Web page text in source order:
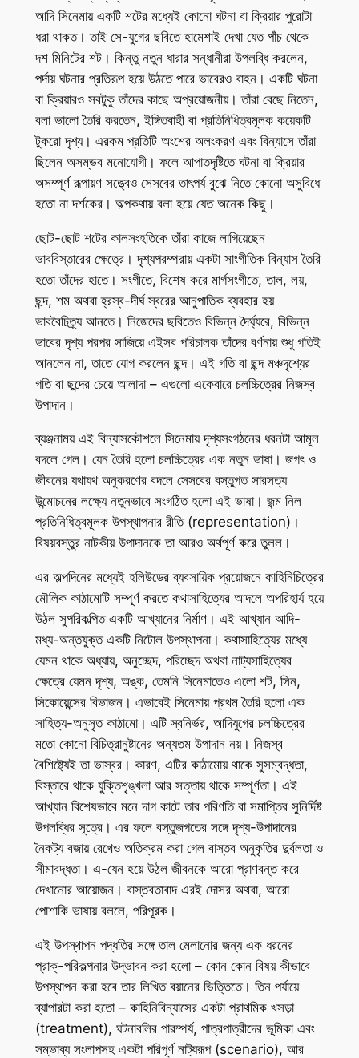
আদি সিনেমায় একটি শটের মধ্যেই কোনো ঘটনা বা ক্রিয়ার পুরোটা
ধরা থাকত। তাই সে-যুগের ছবিতে হামেশাই দেখা যেত পাঁচ থেকে
দশ মিনিটের শট। কিন্তু নতুন ধারার সন্ধানীরা উপলব্ধি করলেন,
পর্দায় ঘটনার প্রতিরূপ হয়ে উঠতে পারে ভাবেরও বাহন। একটি ঘটনা
বা ক্রিয়ারও সবটুকু তাঁদের কাছে অপ্রয়োজনীয়। তাঁরা বেছে নিতেন,
বলা ভালো তৈরি করতেন, ইঙ্গিতবাহী বা প্রতিনিধিত্বমূলক কয়েকটি
টুকরো দৃশ্য। এরকম প্রতিটি অংশের অলংকরণ এবং বিন্যাসে তাঁরা
ছিলেন অসম্ভব মনোযোগী। ফলে আপাতদৃষ্টিতে ঘটনা বা ক্রিয়ার
অসম্পূর্ণ রূপায়ণ সত্ত্বেও সেসবের তাৎপর্য বুঝে নিতে কোনো অসুবিধে
হতো না দর্শকের। অল্পকথায় বলা হয়ে যেত অনেক কিছু।
ছোট-ছোট শটের কালসংহতিকে তাঁরা কাজে লাগিয়েছেন
ভাববিস্তারের ক্ষেত্রে। দৃশ্যপরম্পরায় একটা সাংগীতিক বিন্যাস তৈরি
হতো তাঁদের হাতে। সংগীতে, বিশেষ করে মার্গসংগীতে, তাল, লয়,
ছন্দ, শম অথবা হ্রস্ব-দীর্ঘ স্বরের আনুপাতিক ব্যবহার হয়
ভাববৈচিত্র্য আনতে। নিজেদের ছবিতেও বিভিন্ন দৈর্ঘ্যরে, বিভিন্ন
ভাবের দৃশ্য পরপর সাজিয়ে এইসব পরিচালক তাঁদের বর্ণনায় শুধু গতিই
আনলেন না, তাতে যোগ করলেন ছন্দ। এই গতি বা ছন্দ মঞ্চদৃশ্যের
গতি বা ছন্দের চেয়ে আলাদা – এগুলো একেবারে চলচ্চিত্রের নিজস্ব
উপাদান।
ব্যঞ্জনাময় এই বিন্যাসকৌশলে সিনেমায় দৃশ্যসংগঠনের ধরনটা আমূল
বদলে গেল। যেন তৈরি হলো চলচ্চিত্রের এক নতুন ভাষা। জগৎ ও
জীবনের যথাযথ অনুকরণের বদলে সেসবের বস্তুগত সারসত্য
উন্মোচনের লক্ষ্যে নতুনভাবে সংগঠিত হলো এই ভাষা। জন্ম নিল
প্রতিনিধিত্বমূলক উপস্থাপনার রীতি (representation)।
বিষয়বস্তুর নাটকীয় উপাদানকে তা আরও অর্থপূর্ণ করে তুলল।
এর অল্পদিনের মধ্যেই হলিউডের ব্যবসায়িক প্রয়োজনে কাহিনিচিত্রের
মৌলিক কাঠামোটি সম্পূর্ণ করতে কথাসাহিত্যের আদলে অপরিহার্য হয়ে
উঠল সুপরিকল্পিত একটি আখ্যানের নির্মাণ। এই আখ্যান আদি-
মধ্য-অন্তযুক্ত একটি নিটোল উপস্থাপনা। কথাসাহিত্যের মধ্যে
যেমন থাকে অধ্যায়, অনুচ্ছেদ, পরিচ্ছেদ অথবা নাট্যসাহিত্যের
ক্ষেত্রে যেমন দৃশ্য, অঙ্ক, তেমনি সিনেমাতেও এলো শট, সিন,
সিকোয়েন্সের বিভাজন। এভাবেই সিনেমায় প্রথম তৈরি হলো এক
সাহিত্য-অনুসৃত কাঠামো। এটি স্বনির্ভর, আদিযুগের চলচ্চিত্রের
মতো কোনো বিচিত্রানুষ্টানের অন্যতম উপাদান নয়। নিজস্ব
বৈশিষ্ট্যেই তা ভাস্বর। কারণ, এটির কাঠামোয় থাকে সুসম্বদ্ধতা,
বিস্তারে থাকে যুক্তিশৃঙ্খলা আর সত্তায় থাকে সম্পূর্ণতা। এই
আখ্যান বিশেষভাবে মনে দাগ কাটে তার পরিণতি বা সমাপ্তির সুনির্দিষ্ট
উপলব্ধির সূত্রে। এর ফলে বস্তুজগতের সঙ্গে দৃশ্য-উপাদানের
নৈকট্য বজায় রেখেও অতিক্রম করা গেল বাস্তব অনুকৃতির দুর্বলতা ও
সীমাবদ্ধতা। এ-যেন হয়ে উঠল জীবনকে আরো প্রাণবন্ত করে
দেখানোর আয়োজন। বাস্তবতাবাদ এরই দোসর অথবা, আরো
পোশাকি ভাষায় বললে, পরিপূরক।
এই উপস্থাপন পদ্ধতির সঙ্গে তাল মেলানোর জন্য এক ধরনের
প্রাক্‌-পরিকল্পনার উদ্ভাবন করা হলো – কোন‌ কোন‌ বিষয় কীভাবে
উপস্থাপন করা হবে তার লিখিত বয়ানের ভিত্তিতে। তিন পর্যায়ে
ব্যাপারটা করা হতো – কাহিনিবিন্যাসের একটা প্রাথমিক খসড়া
(treatment), ঘটনাবলির পারম্পর্য, পাত্রপাত্রীদের ভূমিকা এবং
সম্ভাব্য সংলাপসহ একটা পরিপূর্ণ নাট্যরূপ (scenario), আর